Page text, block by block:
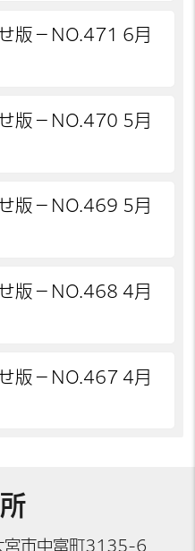
版－NO.471 6月
版－NO.470 5月
版－NO.469 5月
版－NO.468 4月
版－NO.467 4月
市中富町3135-6